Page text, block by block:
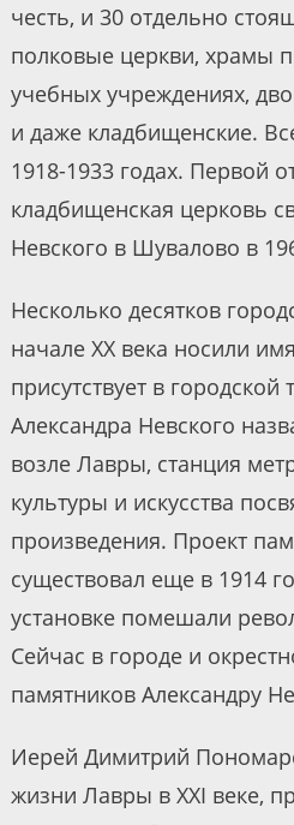
честь, и 30 отдельно
полковые церкви, храмы
учебных учреждениях,
и даже кладбищенские.
1918-1933 годах. Первой
кладбищенская церковь
Невского в Шувалово в
Несколько десятков
начале XX века носили
присутствует в
Александра Невского
возле Лавры, станция
культуры и искусства
произведения. Проект
существовал еще в 1914
установке помешали
Сейчас в городе и
памятников Александру
Иерей Димитрий
жизни Лавры в XXI веке,